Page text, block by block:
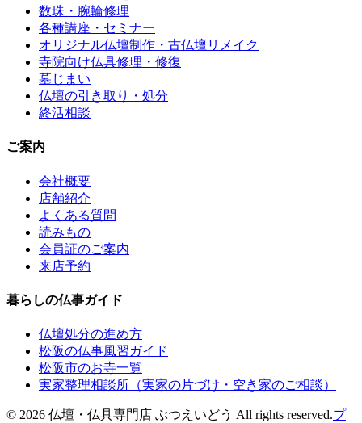
数珠・腕輪修理
各種講座・セミナー
オリジナル仏壇制作・古仏壇リメイク
寺院向け仏具修理・修復
墓じまい
仏壇の引き取り・処分
終活相談
ご案内
会社概要
店舗紹介
よくある質問
読みもの
会員証のご案内
来店予約
暮らしの仏事ガイド
仏壇処分の進め方
松阪の仏事風習ガイド
松阪市のお寺一覧
実家整理相談所（実家の片づけ・空き家のご相談）
© 2026 仏壇・仏具専門店 ぶつえいどう All rights reserved.プ